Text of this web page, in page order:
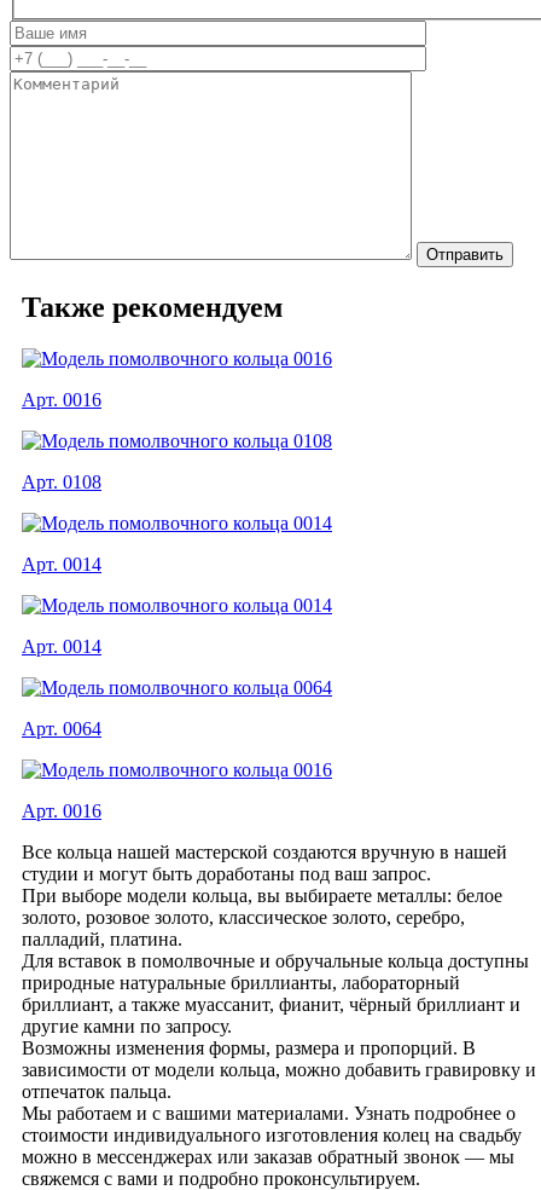
Также рекомендуем
Арт. 0016
Арт. 0108
Арт. 0014
Арт. 0014
Арт. 0064
Арт. 0016
Все кольца нашей мастерской создаются вручную в нашей
студии и могут быть доработаны под ваш запрос.
При выборе модели кольца, вы выбираете металлы: белое
золото, розовое золото, классическое золото, серебро,
палладий, платина.
Для вставок в помолвочные и обручальные кольца доступны
природные натуральные бриллианты, лабораторный
бриллиант, а также муассанит, фианит, чёрный бриллиант и
другие камни по запросу.
Возможны изменения формы, размера и пропорций. В
зависимости от модели кольца, можно добавить гравировку и
отпечаток пальца.
Мы работаем и с вашими материалами. Узнать подробнее о
стоимости индивидуального изготовления колец на свадьбу
можно в мессенджерах или заказав обратный звонок — мы
свяжемся с вами и подробно проконсультируем.